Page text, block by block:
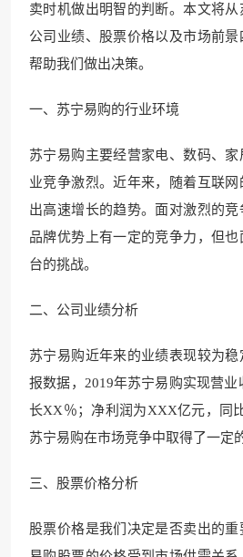
卖时机做出明智的判断。本文将从
公司业绩、股票价格以及市场前
帮助我们做出决策。
一、苏宁易购的行业环境
苏宁易购主要经营家电、数码、
业竞争激烈。近年来，随着互联
出高速增长的趋势。面对激烈的
品牌优势上有一定的竞争力，但
台的挑战。
二、公司业绩分析
苏宁易购近年来的业绩表现较为
报数据，2019年苏宁易购实现营
长XX％；净利润为XXX亿元，同
苏宁易购在市场竞争中取得了一定
三、股票价格分析
股票价格是我们决定是否卖出的